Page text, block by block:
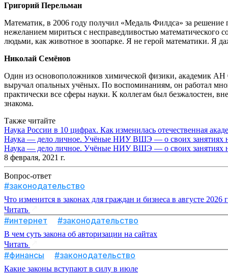
Григорий Перельман
Математик, в 2006 году получил «Медаль Филдса» за решение
нежеланием мириться с несправедливостью
людьми, как животное в зоопарке. Я не герой математики. Я
Николай Семёнов
Один из основоположников химической физики, академик АН
выручал опальных учёных. По воспоминаниям, он работал
практически все сферы науки. К коллегам был безжалостен,
знакома.
Также читайте
Наука России в 10 цифрах. Как изменилась отечественная
Наука — дело личное. Учёные НИУ ВШЭ — о своих занятиях
Наука — дело личное. Учёные НИУ ВШЭ — о своих занятиях
8 февраля, 2021 г.
Вопрос-ответ
#законодательство
Что изменится в законах для граждан и бизнеса в августе 2026
Читать
#интернет #законодательство
В чем суть закона об авторизации на сайтах
Читать
#финансы #законодательство
Какие законы вступают в силу в июле